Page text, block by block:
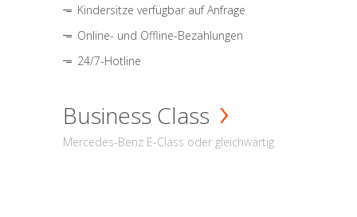
Kindersitze verfügbar auf Anfrage
Online- und Offline-Bezahlungen
24/7-Hotline
Business Class
Mercedes-Benz E-Class oder gleichwärtig